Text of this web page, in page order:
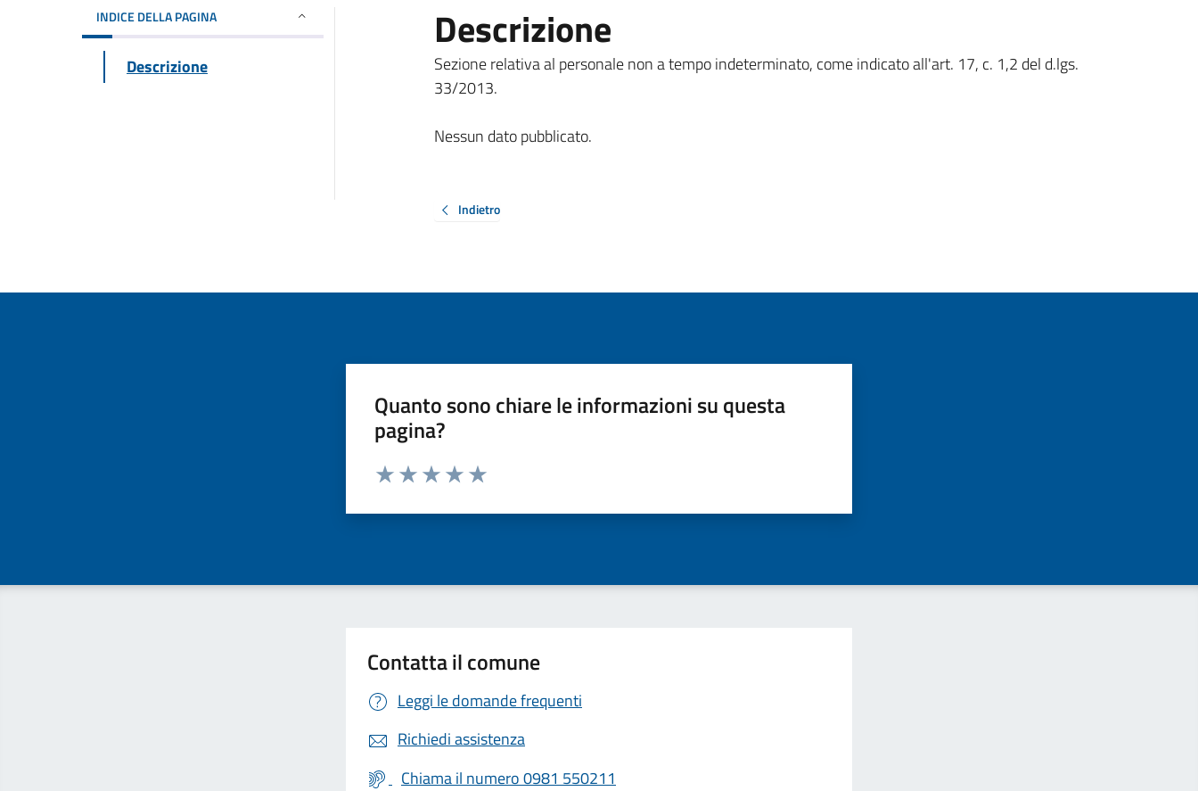
INDICE DELLA PAGINA
Descrizione
Descrizione
Sezione relativa al personale non a tempo indeterminato, come indicato all'art. 17, c. 1,2 del d.lgs.
33/2013.
Nessun dato pubblicato.
Indietro
Quanto sono chiare le informazioni su questa
pagina?
Valuta da 1 a 5 stelle la pagina
Contatta il comune
Leggi le domande frequenti
Richiedi assistenza
Chiama il numero 0981 550211